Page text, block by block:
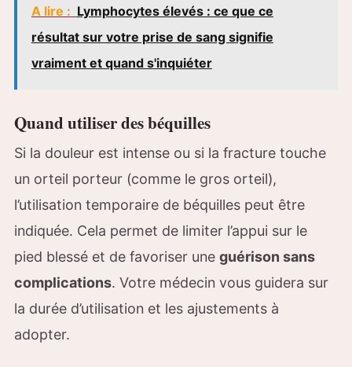
A lire : Lymphocytes élevés : ce que ce
résultat sur votre prise de sang signifie
vraiment et quand s'inquiéter
Quand utiliser des béquilles
Si la douleur est intense ou si la fracture touche
un orteil porteur (comme le gros orteil),
l’utilisation temporaire de béquilles peut être
indiquée. Cela permet de limiter l’appui sur le
pied blessé et de favoriser une guérison sans
complications. Votre médecin vous guidera sur
la durée d’utilisation et les ajustements à
adopter.